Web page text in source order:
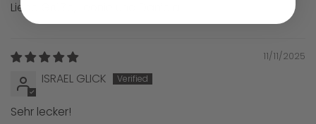
Liebe Grüße, Leonie und Daniela
11/11/2025
ISRAEL GLICK
Sehr lecker!